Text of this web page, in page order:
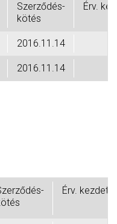
Szerződés-
kötés
Érv.
2016.11.14
2016.11.14
Érv. kezdete